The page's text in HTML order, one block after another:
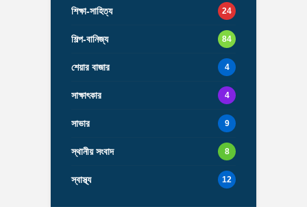
শিক্ষা-সাহিত্য 24
শিল্প-বানিজ্য 84
শেয়ার বাজার 4
সাক্ষাৎকার 4
সাভার 9
স্থানীয় সংবাদ 8
স্বাস্থ্য 12